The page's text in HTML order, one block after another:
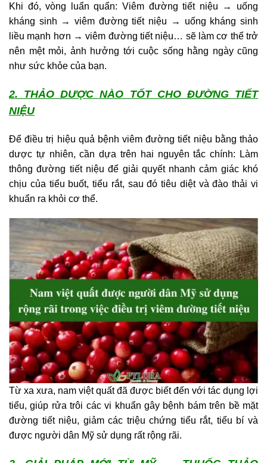
Khi đó, vòng luẩn quẩn: Viêm đường tiết niệu → uống
kháng sinh → viêm đường tiết niệu → uống kháng sinh
liều mạnh hơn → viêm đường tiết niệu… sẽ làm cơ thể trở
nên mệt mỏi, ảnh hưởng tới cuộc sống hằng ngày cũng
như sức khỏe của bạn.
2. THẢO DƯỢC NÀO TỐT CHO ĐƯỜNG TIẾT
NIỆU
Để điều trị hiệu quả bệnh viêm đường tiết niệu bằng thảo
dược tự nhiên, cần dựa trên hai nguyên tắc chính: Làm
thông đường tiết niệu để giải quyết nhanh cảm giác khó
chịu của tiểu buốt, tiểu rắt, sau đó tiêu diệt và đào thải vi
khuẩn ra khỏi cơ thể.
Từ xa xưa, nam việt quất đã được biết đến với tác dụng lợi
tiểu, giúp rửa trôi các vi khuẩn gây bệnh bám trên bề mặt
đường tiết niệu, giảm các triệu chứng tiểu rắt, tiểu bí và
được người dân Mỹ sử dụng rất rộng rãi.